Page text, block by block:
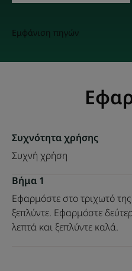
Εμφάνιση πηγών
Συχνότητα χρήσης
Συχνή χρήση
Βήμα 1
Εφαρμόστε στο τριχωτό
ξεπλύντε. Εφαρμόστε
λεπτά και ξεπλύντε καλά.